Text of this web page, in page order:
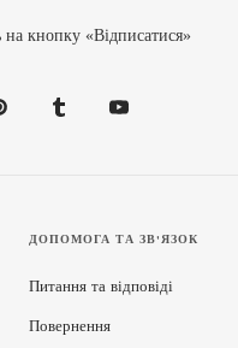
кнопку «Відписатися»
ДОПОМОГА ТА ЗВ'ЯЗОК
Питання та відповіді
Повернення